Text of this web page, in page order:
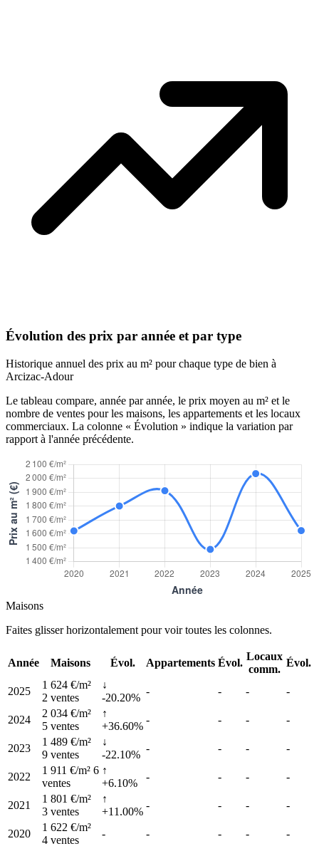
Évolution des prix par année et par type
Historique annuel des prix au m² pour chaque type de bien à
Arcizac-Adour
Le tableau compare, année par année, le prix moyen au m² et le
nombre de ventes pour les maisons, les appartements et les locaux
commerciaux. La colonne « Évolution » indique la variation par
rapport à l'année précédente.
Maisons
Faites glisser horizontalement pour voir toutes les colonnes.
Année Maisons Évol. Appartements Évol.
Locaux
comm.
Évol.
2025
1 624 €/m²
2 ventes
↓
-20.20%
- - - -
2024
2 034 €/m²
5 ventes
↑
+36.60%
- - - -
2023
1 489 €/m²
9 ventes
↓
-22.10%
- - - -
2022
1 911 €/m² 6
ventes
↑
+6.10%
- - - -
2021
1 801 €/m²
3 ventes
↑
+11.00%
- - - -
2020
1 622 €/m²
4 ventes
- - - - -